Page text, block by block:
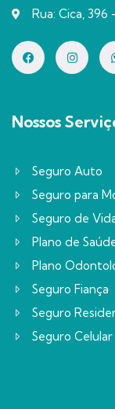
Rua: Cica, 396
Nossos
Seguro Auto
Seguro para
Seguro de
Plano de
Plano
Seguro Fiança
Seguro
Seguro Celular